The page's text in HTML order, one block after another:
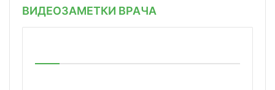
ВИДЕОЗАМЕТКИ ВРАЧА